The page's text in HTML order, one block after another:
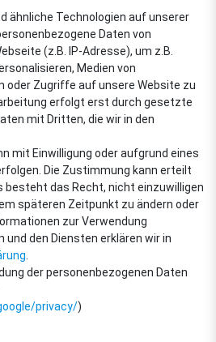
4,88
Sehr gut
ähnliche Technologien auf unserer
Daten von
(z.B. IP-Adresse), um z.B.
Medien von
oder Zugriffe auf unsere Website zu
erfolgt erst durch gesetzte
mit Dritten, die wir in den
mit Einwilligung oder aufgrund eines
Die Zustimmung kann erteilt
besteht das Recht, nicht einzuwilligen
späteren Zeitpunkt zu ändern oder
zur Verwendung
und den Diensten erklären wir in
der personenbezogenen Daten
privacy/)